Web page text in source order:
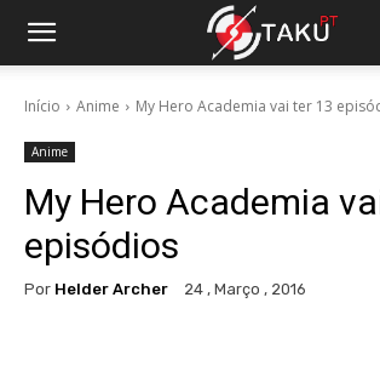
Início Anime My Hero Academia vai ter 13
Anime
My Hero Academia
episódios
Por Helder Archer 24 , Março , 2016